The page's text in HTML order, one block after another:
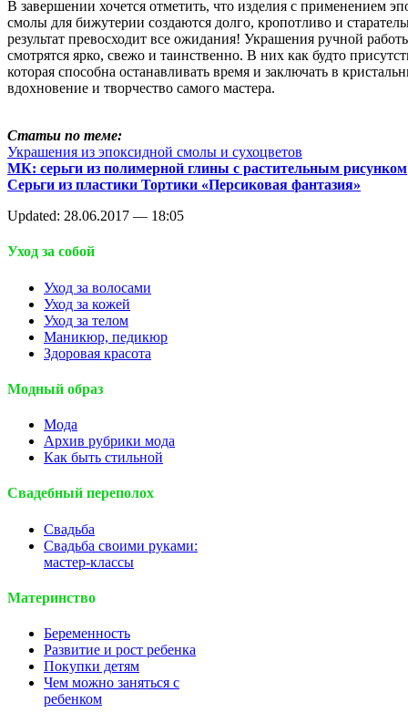
В завершении хочется отметить, что изделия с применением
смолы для бижутерии создаются долго, кропотливо и
результат превосходит все ожидания! Украшения ручной
смотрятся ярко, свежо и таинственно. В них как будто
которая способна останавливать время и заключать в
вдохновение и творчество самого мастера.
Статьи по теме:
Украшения из эпоксидной смолы и сухоцветов
МК: серьги из полимерной глины с растительным рисунком
Серьги из пластики Тортики «Персиковая фантазия»
Updated: 28.06.2017 — 18:05
Уход за собой
Уход за волосами
Уход за кожей
Уход за телом
Маникюр, педикюр
Здоровая красота
Модный образ
Мода
Архив рубрики мода
Как быть стильной
Свадебный переполох
Свадьба
Свадьба своими руками:
мастер-классы
Материнство
Беременность
Развитие и рост ребенка
Покупки детям
Чем можно заняться с
ребенком